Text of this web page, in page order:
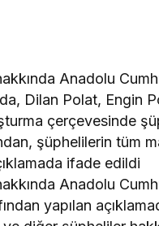
Anadolu
Dilan Polat, Engin
çerçevesinde
şüphelilerin tüm
ifade edildi
Anadolu
yapılan